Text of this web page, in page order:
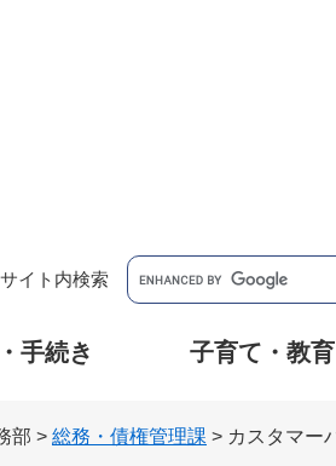
サイト内検索
手続き 子育て・教育
部 > 総務・債権管理課 > カスタマー